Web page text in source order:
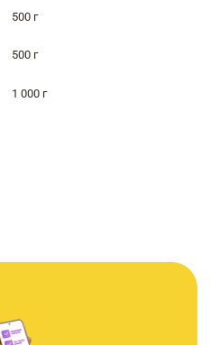
500 г
500 г
1 000 г